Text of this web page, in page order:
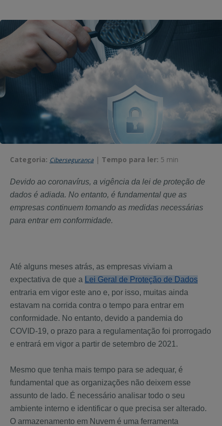
Categoria: Cibersegurança | Tempo para ler: 5 min
Devido ao coronavírus, a vigência da lei de proteção de
dados é adiada. No entanto, é fundamental que as
empresas continuem tomando as medidas necessárias
para entrar em conformidade.
Até alguns meses atrás, as empresas viviam a
expectativa de que a
Lei Geral de Proteção de Dados
entraria em vigor este ano e, por isso, muitas ainda
estavam na corrida contra o tempo para entrar em
conformidade. No entanto, devido a pandemia do
COVID-19, o prazo para a regulamentação foi prorrogado
e entrará em vigor a partir de setembro de 2021.
Mesmo que tenha mais tempo para se adequar, é
fundamental que as organizações não deixem esse
assunto de lado. É necessário analisar todo o seu
ambiente interno e identificar o que precisa ser alterado.
O armazenamento em Nuvem é uma ferramenta